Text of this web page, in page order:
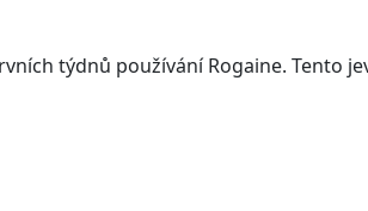
týdnů používání Rogaine. Tento